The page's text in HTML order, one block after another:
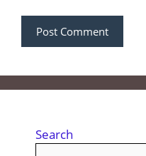
Search